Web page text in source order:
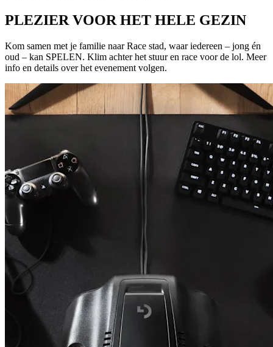
PLEZIER VOOR HET HELE GEZIN
Kom samen met je familie naar Race stad, waar iedereen – jong én
oud – kan SPELEN. Klim achter het stuur en race voor de lol. Meer
info en details over het evenement volgen.